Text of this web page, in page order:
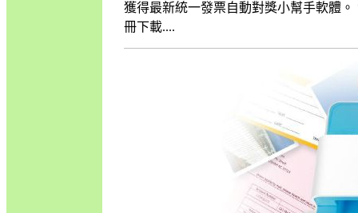
獲得最新統一發票自動對獎小幫手軟體
冊下載....